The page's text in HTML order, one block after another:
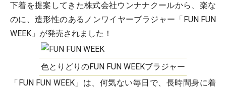
下着を提案してきた株式会社ウンナナクールから、楽な
のに、造形性のあるノンワイヤーブラジャー「FUN FUN
WEEK」が発売されました！
色とりどりのFUN FUN WEEKブラジャー
「FUN FUN WEEK」は、何気ない毎日で、長時間身に着